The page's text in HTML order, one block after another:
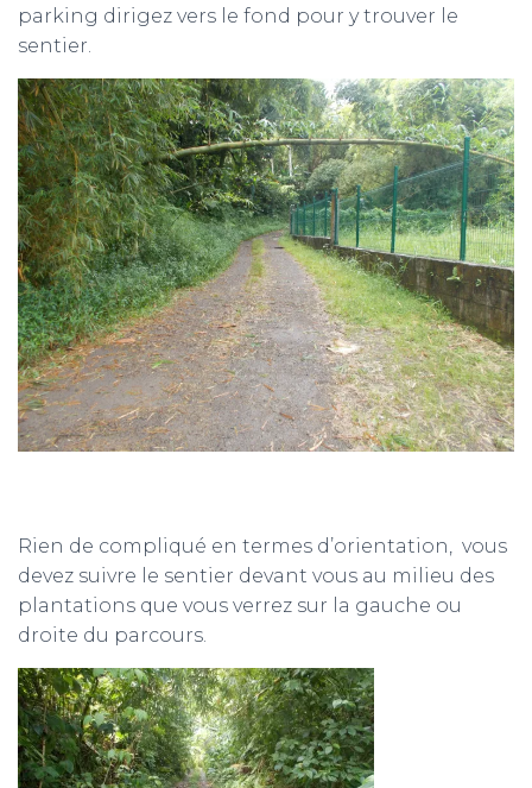
parking dirigez vers le fond pour y trouver le
sentier.
Rien de compliqué en termes d’orientation, vous
devez suivre le sentier devant vous au milieu des
plantations que vous verrez sur la gauche ou
droite du parcours.